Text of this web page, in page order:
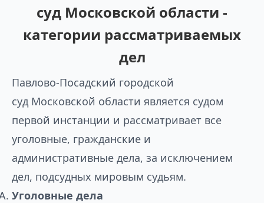
суд Московской области -
категории рассматриваемых
дел
Павлово-Посадский городской
суд Московской области является судом
первой инстанции и рассматривает все
уголовные, гражданские и
административные дела, за исключением
дел, подсудных мировым судьям.
Уголовные дела